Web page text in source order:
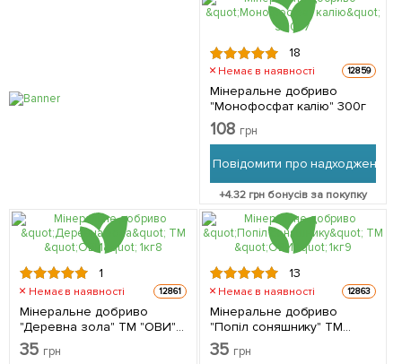
18
Немає в наявності 12859
Мінеральне добриво
"Монофосфат калію" 300г
108 грн
Повідомити про надходження
+4.32 грн бонусів за покупку
1
Немає в наявності 12861
Мінеральне добриво
"Деревна зола" ТМ "ОВИ"
1кг
35 грн
13
Немає в наявності 12863
Мінеральне добриво
"Попіл соняшнику" ТМ
"ОВИ" 1кг
35 грн